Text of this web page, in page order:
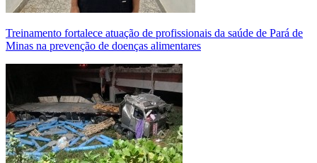
Treinamento fortalece atuação de profissionais da saúde de Pará de
Minas na prevenção de doenças alimentares